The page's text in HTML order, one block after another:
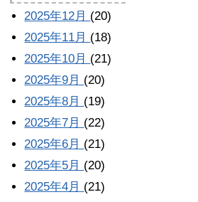
2025年12月 (20)
2025年11月 (18)
2025年10月 (21)
2025年9月 (20)
2025年8月 (19)
2025年7月 (22)
2025年6月 (21)
2025年5月 (20)
2025年4月 (21)